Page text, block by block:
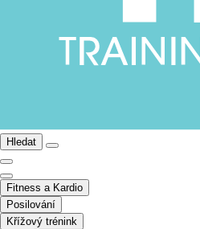
Hledat
Fitness a Kardio
Posilování
Křížový trénink